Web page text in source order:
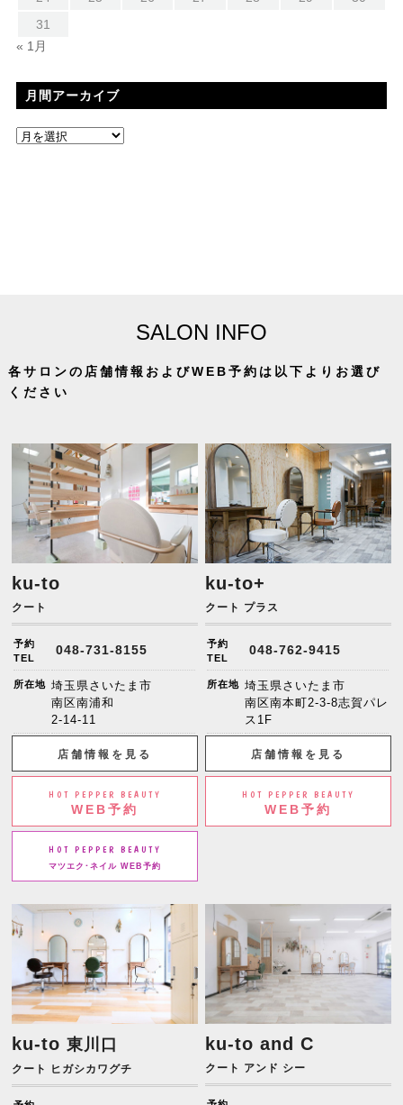
31
« 1月
月間アーカイブ
SALON INFO
各サロンの店舗情報およびWEB予約は以下よりお選び
ください
ku-to
クート
予約
TEL
048-731-8155
所在地 埼玉県さいたま市
南区南浦和
2-14-11
店舗情報を見る
HOT PEPPER BEAUTY
WEB予約
HOT PEPPER BEAUTY
マツエク･ネイル WEB予約
ku-to+
クート プラス
予約
TEL
048-762-9415
所在地 埼玉県さいたま市
南区南本町2-3-8志賀パレ
ス1F
店舗情報を見る
HOT PEPPER BEAUTY
WEB予約
ku-to東川口
クート ヒガシカワグチ
ku-to and C
クート アンド シー